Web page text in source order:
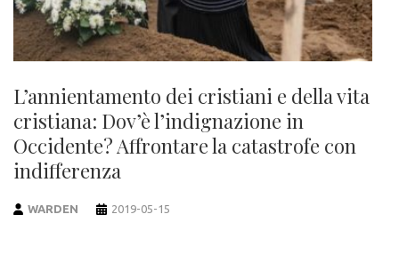
L’annientamento dei cristiani e della vita
cristiana: Dov’è l’indignazione in
Occidente? Affrontare la catastrofe con
indifferenza
WARDEN 2019-05-15